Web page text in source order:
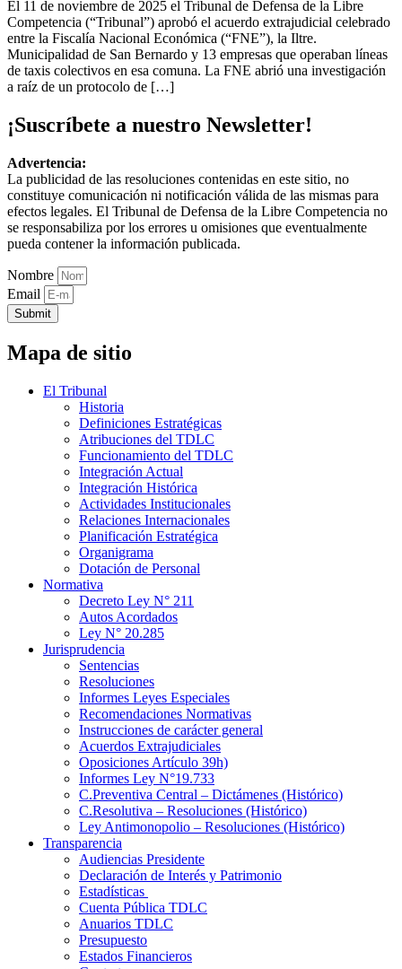
El 11 de noviembre de 2025 el Tribunal de Defensa de la Libre
Competencia (“Tribunal”) aprobó el acuerdo extrajudicial celebrado
entre la Fiscalía Nacional Económica (“FNE”), la Iltre.
Municipalidad de San Bernardo y 13 empresas que operaban líneas
de taxis colectivos en esa comuna. La FNE abrió una investigación
a raíz de un protocolo de […]
¡Suscríbete a nuestro Newsletter!
Advertencia:
La publicidad de las resoluciones contenidas en este sitio, no
constituye comunicación ni notificación válida de las mismas para
efectos legales. El Tribunal de Defensa de la Libre Competencia no
se responsabiliza por los errores u omisiones que eventualmente
pueda contener la información publicada.
Nombre
Email
Submit
Mapa de sitio
El Tribunal
Historia
Definiciones Estratégicas
Atribuciones del TDLC
Funcionamiento del TDLC
Integración Actual
Integración Histórica
Actividades Institucionales
Relaciones Internacionales
Planificación Estratégica
Organigrama
Dotación de Personal
Normativa
Decreto Ley N° 211
Autos Acordados
Ley N° 20.285
Jurisprudencia
Sentencias
Resoluciones
Informes Leyes Especiales
Recomendaciones Normativas
Instrucciones de carácter general
Acuerdos Extrajudiciales
Oposiciones Artículo 39h)
Informes Ley N°19.733
C.Preventiva Central – Dictámenes (Histórico)
C.Resolutiva – Resoluciones (Histórico)
Ley Antimonopolio – Resoluciones (Histórico)
Transparencia
Audiencias Presidente
Declaración de Interés y Patrimonio
Estadísticas
Cuenta Pública TDLC
Anuarios TDLC
Presupuesto
Estados Financieros